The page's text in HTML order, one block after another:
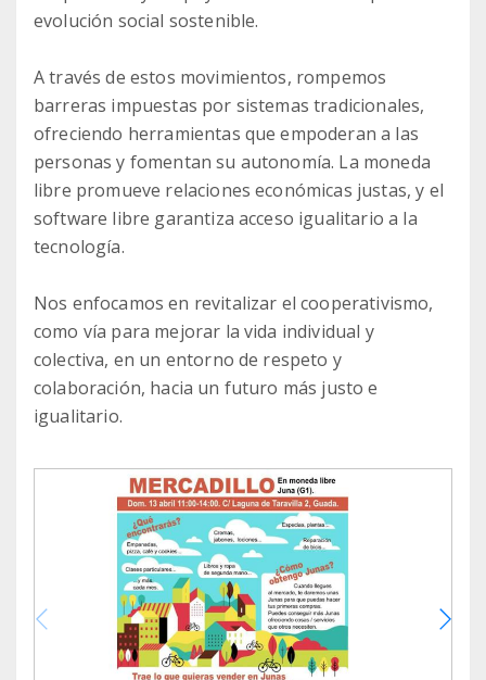
evolución social sostenible.
A través de estos movimientos, rompemos
barreras impuestas por sistemas tradicionales,
ofreciendo herramientas que empoderan a las
personas y fomentan su autonomía. La moneda
libre promueve relaciones económicas justas, y el
software libre garantiza acceso igualitario a la
tecnología.
Nos enfocamos en revitalizar el cooperativismo,
como vía para mejorar la vida individual y
colectiva, en un entorno de respeto y
colaboración, hacia un futuro más justo e
igualitario.